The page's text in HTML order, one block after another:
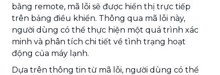
bằng remote, mã lỗi sẽ được hiển thị trực tiếp
trên bảng điều khiển. Thông qua mã lỗi này,
người dùng có thể thực hiện một quá trình xác
minh và phân tích chi tiết về tình trạng hoạt
động của máy lạnh.
Dựa trên thông tin từ mã lỗi, người dùng có thể